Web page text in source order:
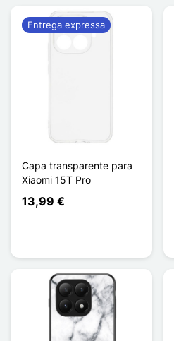
Capa transparente para
Xiaomi 15T Pro
13,99 €
Entrega expressa